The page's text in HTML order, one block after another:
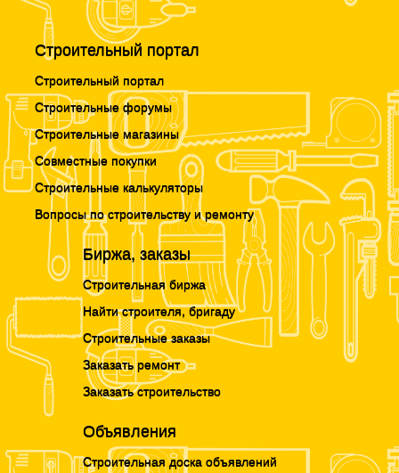
Строительный портал
Строительный портал
Строительные форумы
Строительные магазины
Совместные покупки
Строительные калькуляторы
Вопросы по строительству и ремонту
Биржа, заказы
Строительная биржа
Найти строителя, бригаду
Строительные заказы
Заказать ремонт
Заказать строительство
Объявления
Строительная доска объявлений